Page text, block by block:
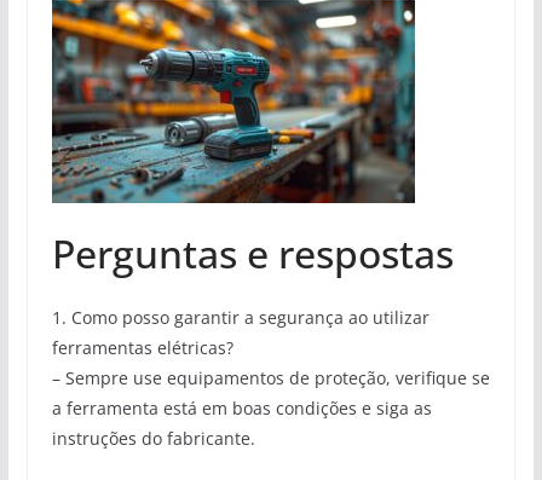
Perguntas e respostas
1. Como posso garantir a segurança ao utilizar
ferramentas elétricas?
– Sempre use equipamentos de proteção, verifique se
a ferramenta está em boas condições e siga as
instruções do fabricante.